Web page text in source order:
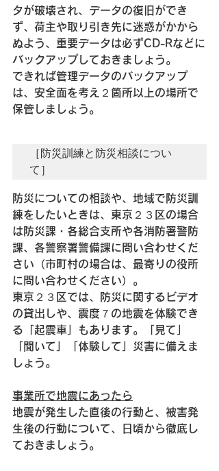
タが破壊され、データの復旧ができ
ず、荷主や取り引き先に迷惑がかから
ぬよう、重要データは必ずCD-Rなどに
バックアップしておきましょう。
できれば管理データのバックアップ
は、安全面を考え２箇所以上の場所で
保管しましょう。
［防災訓練と防災相談につい
て］
防災についての相談や、地域で防災訓
練をしたいときは、東京２３区の場合
は防災課・各総合支所や各消防署警防
課、各警察署警備課に問い合わせくだ
さい（市町村の場合は、最寄りの役所
に問い合わせください）。
東京２３区では、防災に関するビデオ
の貸出しや、震度７の地震を体験でき
る「起震車」もあります。「見て」
「聞いて」「体験して」災害に備えま
しょう。
事業所で地震にあったら
地震が発生した直後の行動と、被害発
生後の行動について、日頃から徹底し
ておきましょう。